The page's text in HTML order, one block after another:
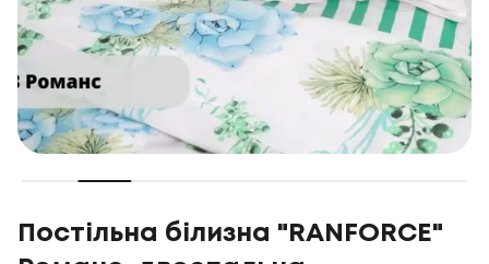
Постільна білизна "RANFORCE"